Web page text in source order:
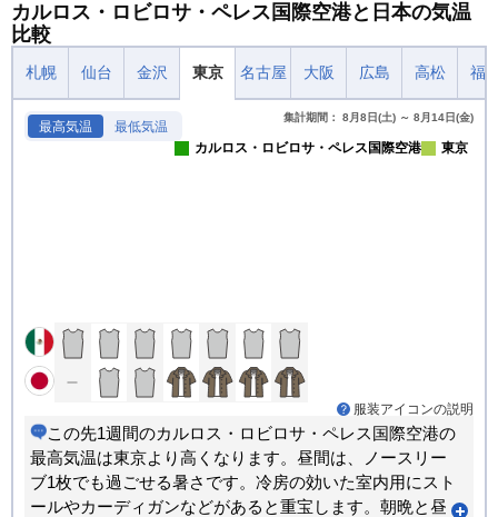
カルロス・ロビロサ・ペレス国際空港と日本の気温
比較
札幌 仙台 金沢 東京 名古屋 大阪 広島 高松 福
最高気温 最低気温
集計期間： 8月8日(土) ～ 8月14日(金)
カルロス・ロビロサ・ペレス国際空港 東京
服装アイコンの説明
この先1週間のカルロス・ロビロサ・ペレス国際空港の
最高気温は東京より高くなります。昼間は、ノースリー
ブ1枚でも過ごせる暑さです。冷房の効いた室内用にスト
ールやカーディガンなどがあると重宝します。朝晩と昼